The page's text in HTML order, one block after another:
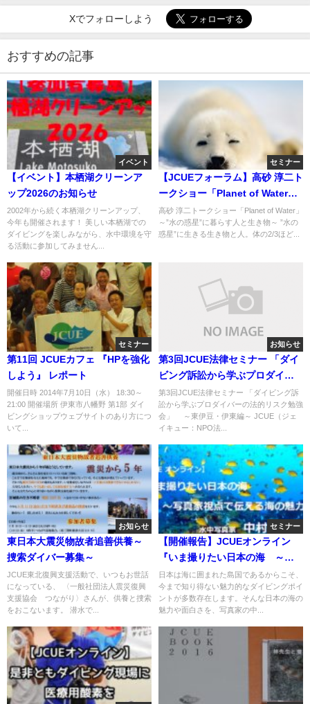
Xでフォローしよう
おすすめの記事
イベント
【イベント】本栖湖クリーンア
ップ2026のお知らせ
2002年から続く本栖湖クリーンアップ、
今年も開催されます！ 美しい本栖湖での
ダイビングを楽しみながら、水中環境を守
る活動に参加してみません...
セミナー
【JCUEフォーラム】高砂 淳二ト
ークショー「Planet of Water」
～”水の惑星”に暮らす人と生き
物～
高砂 淳二トークショー「Planet of Water」
～”水の惑星”に暮らす人と生き物～ ”水の
惑星”に生きる生き物と人。体の2/3ほど...
セミナー
第11回 JCUEカフェ 『HPを強化
しよう』 レポート
開催日時 2014年7月10日（水） 18:30～
21:00 開催場所 伊東市八幡野 第1部 ダイ
ビングショップウェブサイトのあり方につ
いて...
お知らせ
第3回JCUE法律セミナー 「ダイ
ビング訴訟から学ぶプロダイバ
ーの法的リスク勉強会」 ～東
伊豆・伊東編～
第3回JCUE法律セミナー 「ダイビング訴
訟から学ぶプロダイバーの法的リスク勉強
会」 ～東伊豆・伊東編～ JCUE（ジェ
イキュー：NPO法...
お知らせ
東日本大震災物故者追善供養～
捜索ダイバー募集～
JCUE東北復興支援活動で、いつもお世話
になっている、 〈一般社団法人震災復興
支援協会 つながり〉さんが、供養と捜索
をおこないます。 潜水で...
セミナー
【開催報告】JCUEオンライン
『いま撮りたい日本の海 ～写
真家視点で伝える海の魅力～』
中村 卓哉 氏
日本は海に囲まれた島国であるからこそ、
今まで知り得ない魅力的なダイビングポイ
ントが多数存在します。そんな日本の海の
魅力や面白さを、写真家の中...